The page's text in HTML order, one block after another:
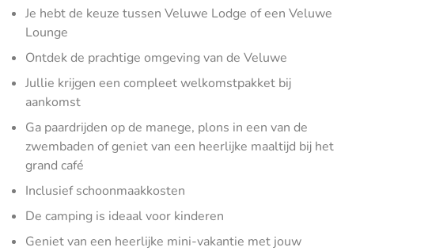
Je hebt de keuze tussen Veluwe Lodge of een Veluwe
Lounge
Ontdek de prachtige omgeving van de Veluwe
Jullie krijgen een compleet welkomstpakket bij
aankomst
Ga paardrijden op de manege, plons in een van de
zwembaden of geniet van een heerlijke maaltijd bij het
grand café
Inclusief schoonmaakkosten
De camping is ideaal voor kinderen
Geniet van een heerlijke mini-vakantie met jouw